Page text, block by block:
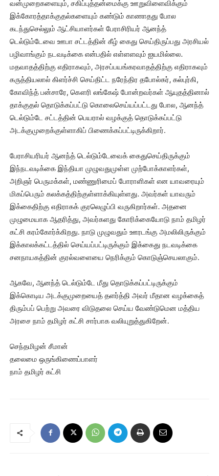
வன்முறைகளையும், சகிப்புத்தன்மைக்கு ஊறுவிளைவிக்கும்
இக்கோரத்தாக்குதல்களையும் கண்டும் காணாதது போல
கடந்துசெல்லும் ஆட்சியாளர்கள் பேராசிரியர் ஆனந்த்
டெல்டும்டேவை ஊபா சட்டத்தின் கீழ் கைது செய்திருப்பது அரசியல்
பழிவாங்கும் நடவடிக்கை என்பதில் எள்ளளவும் ஐயமில்லை.
மதவாதத்திற்கு எதிராகவும், அரசப்பயங்கரவாதத்திற்கு எதிராகவும்
கருத்தியலால் கிளர்ச்சி செய்திட்ட நரேந்திர தபோல்கர், கல்புர்கி,
கோவிந்த் பன்சாரே, கௌரி லங்கேஷ் போன்றவர்கள் ஆயுதத்தினால்
தாக்குதல் தொடுக்கப்பட்டு கொலைசெய்யப்பட்டது போல, ஆனந்த்
டெல்டும்டே சட்டத்தின் பெயரால் வழக்குத் தொடுக்கப்பட்டு
அடக்குமுறைக்குள்ளாகிப் பிணைக்கப்பட்டிருக்கிறார்.
பேராசியரியர் ஆனந்த் டெல்டும்டேவைக் கைதுசெய்திருக்கும்
இந்நடவடிக்கை இந்தியா முழுவதுமுள்ள முற்போக்காளர்கள்,
அறிஞர் பெருமக்கள், மண்ணுரிமைப் போராளிகள் என யாவரையும்
மிகப்பெரும் கலக்கத்திற்குள்ளாக்கியுள்ளது. அவர்கள் யாவரும்
இக்கைதிற்கு எதிராகக் குரலெழுப்பி வருகிறார்கள். அதனை
முழுமையாக ஆதரித்து, அவர்களது கோரிக்கையோடு நாம் தமிழர்
கட்சி கரம்கோர்க்கிறது. நாடு முழுவதும் ஊரடங்கு அமலிலிருக்கும்
இக்காலக்கட்டத்தில் செய்யப்பட்டிருக்கும் இக்கைது நடவடிக்கை
சனநாயகத்தின் குரல்வளையை நெரிக்கும் கொடுஞ்செயலாகும்.
ஆகவே, ஆனந்த் டெல்டும்டே மீது தொடுக்கப்பட்டிருக்கும்
இக்கொடிய அடக்குமுறையைத் தளர்த்தி அவர் மீதான வழக்கைத்
திரும்பப் பெற்று அவரை விடுதலை செய்ய வேண்டுமென மத்திய
அரசை நாம் தமிழர் கட்சி சார்பாக வலியுறுத்துகிறேன்.
செந்தமிழன் சீமான்
தலைமை ஒருங்கிணைப்பாளர்
நாம் தமிழர் கட்சி